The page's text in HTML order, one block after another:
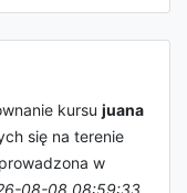
kursu juana
się na terenie
w
08-08 08:59:33